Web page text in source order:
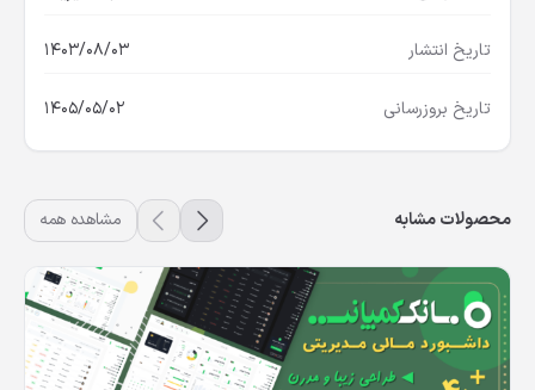
تاریخ انتشار 1403/08/03
تاریخ بروزرسانی 1405/05/02
محصولات مشابه مشاهده همه